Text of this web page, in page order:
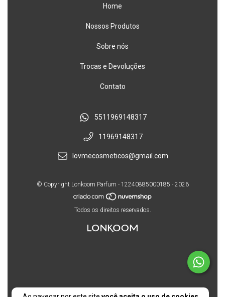
Home
Nossos Produtos
Sobre nós
Trocas e Devoluções
Contato
5511969148317
11969148317
lovmecosmeticos@gmail.com
© Copyright Lonkoom Parfum - 12240885000185 - 2026
Todos os direitos reservados.